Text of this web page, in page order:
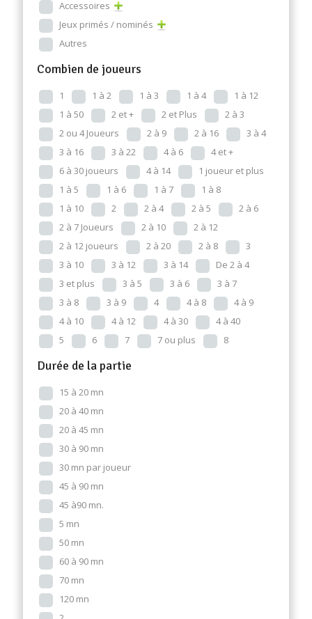
Accessoires
Jeux primés / nominés
Autres
Combien de joueurs
1 1 à 2 1 à 3 1 à 4
1 à 12
1 à 50
2 et + 2 et Plus
2 à 3
2 ou 4 Joueurs
2 à 9 2 à 16
3 à 4
3 à 16
3 à 22 4 à 6
4 et +
6 à 30 joueurs
4 à 14
1 joueur et plus
1 à 5
1 à 6 1 à 7
1 à 8
1 à 10
2 2 à 4 2 à 5
2 à 6
2 à 7 Joueurs
2 à 10
2 à 12
2 à 12 joueurs
2 à 20 2 à 8
3
3 à 10
3 à 12 3 à 14
De 2 à 4
3 et plus
3 à 5 3 à 6
3 à 7
3 à 8
3 à 9 4 4 à 8
4 à 9
4 à 10
4 à 12 4 à 30
4 à 40
5
6 7 7 ou plus 8
Durée de la partie
15 à 20 mn
20 à 40 mn
20 à 45 mn
30 à 90 mn
30 mn par joueur
45 à 90 mn
45 à90 mn.
5 mn
50 mn
60 à 90 mn
70 mn
120 mn